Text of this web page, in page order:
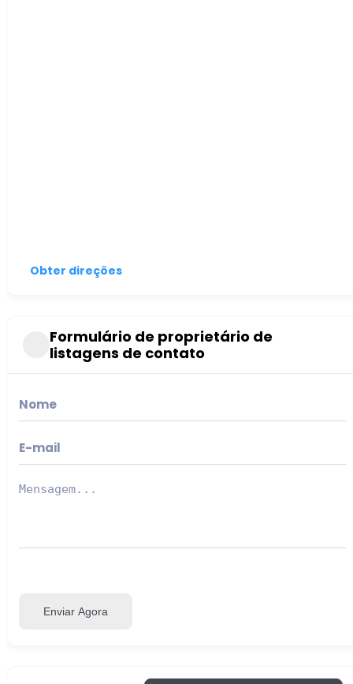
Obter direções
Formulário de proprietário de
listagens de contato
Enviar Agora